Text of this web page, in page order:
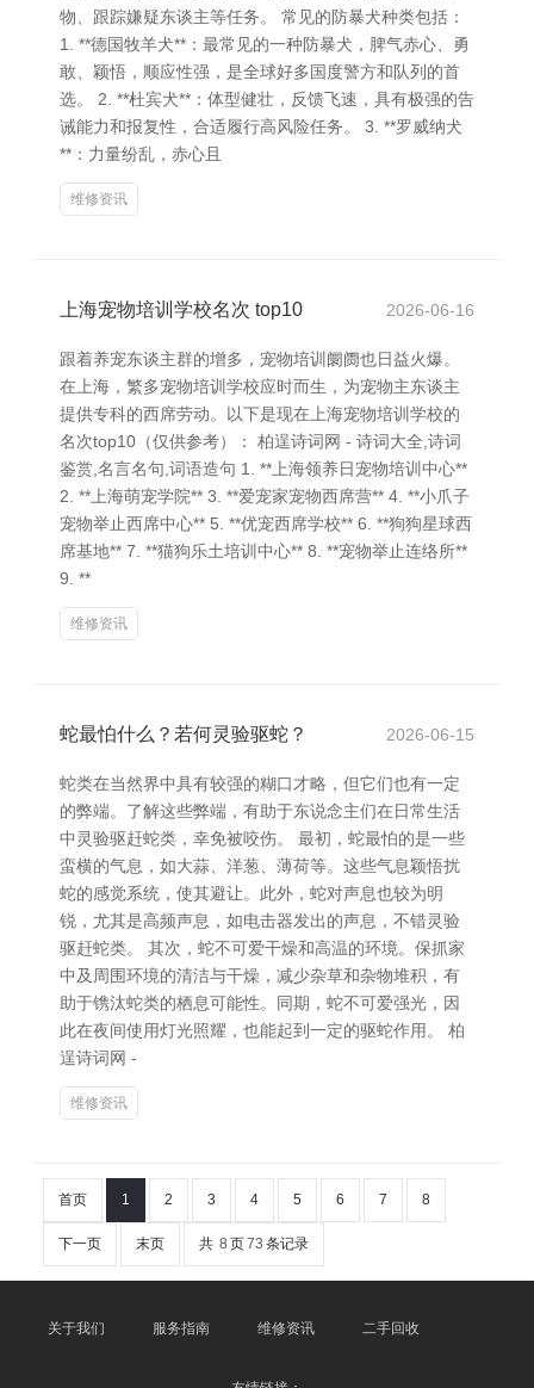
物、跟踪嫌疑东谈主等任务。 常见的防暴犬种类包括：
1. **德国牧羊犬**：最常见的一种防暴犬，脾气赤心、勇
敢、颖悟，顺应性强，是全球好多国度警方和队列的首
选。 2. **杜宾犬**：体型健壮，反馈飞速，具有极强的告
诫能力和报复性，合适履行高风险任务。 3. **罗威纳犬
**：力量纷乱，赤心且
维修资讯
上海宠物培训学校名次 top10 2026-06-16
跟着养宠东谈主群的增多，宠物培训阛阓也日益火爆。
在上海，繁多宠物培训学校应时而生，为宠物主东谈主
提供专科的西席劳动。以下是现在上海宠物培训学校的
名次top10（仅供参考）： 柏逞诗词网 - 诗词大全,诗词
鉴赏,名言名句,词语造句 1. **上海领养日宠物培训中心**
2. **上海萌宠学院** 3. **爱宠家宠物西席营** 4. **小爪子
宠物举止西席中心** 5. **优宠西席学校** 6. **狗狗星球西
席基地** 7. **猫狗乐土培训中心** 8. **宠物举止连络所**
9. **
维修资讯
蛇最怕什么？若何灵验驱蛇？ 2026-06-15
蛇类在当然界中具有较强的糊口才略，但它们也有一定
的弊端。了解这些弊端，有助于东说念主们在日常生活
中灵验驱赶蛇类，幸免被咬伤。 最初，蛇最怕的是一些
蛮横的气息，如大蒜、洋葱、薄荷等。这些气息颖悟扰
蛇的感觉系统，使其避让。此外，蛇对声息也较为明
锐，尤其是高频声息，如电击器发出的声息，不错灵验
驱赶蛇类。 其次，蛇不可爱干燥和高温的环境。保抓家
中及周围环境的清洁与干燥，减少杂草和杂物堆积，有
助于镌汰蛇类的栖息可能性。同期，蛇不可爱强光，因
此在夜间使用灯光照耀，也能起到一定的驱蛇作用。 柏
逞诗词网 -
维修资讯
首页 1 2 3 4 5 6 7 8
下一页 末页 共 8 页73 条记录
关于我们 服务指南 维修资讯 二手回收